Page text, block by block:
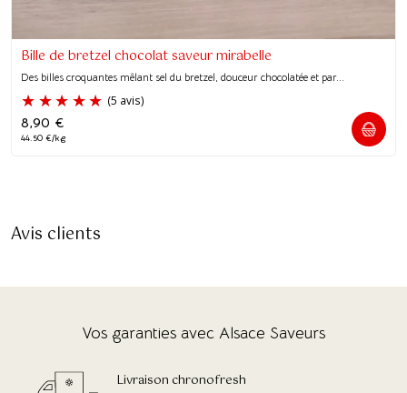
Bille de bretzel chocolat saveur mirabelle
Des billes croquantes mêlant sel du bretzel, douceur chocolatée et par...
8,90 €
44.50 €/kg
Avis clients
Vos garanties avec Alsace Saveurs
Livraison chronofresh